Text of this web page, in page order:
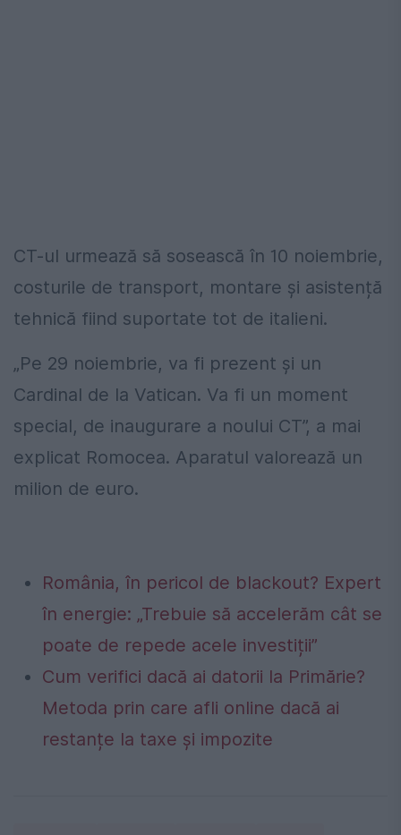
CT-ul urmează să sosească în 10 noiembrie,
costurile de transport, montare și asistență
tehnică fiind suportate tot de italieni.
„Pe 29 noiembrie, va fi prezent și un
Cardinal de la Vatican. Va fi un moment
special, de inaugurare a noului CT”, a mai
explicat Romocea. Aparatul valorează un
milion de euro.
România, în pericol de blackout? Expert
în energie: „Trebuie să accelerăm cât se
poate de repede acele investiții”
Cum verifici dacă ai datorii la Primărie?
Metoda prin care afli online dacă ai
restanțe la taxe și impozite